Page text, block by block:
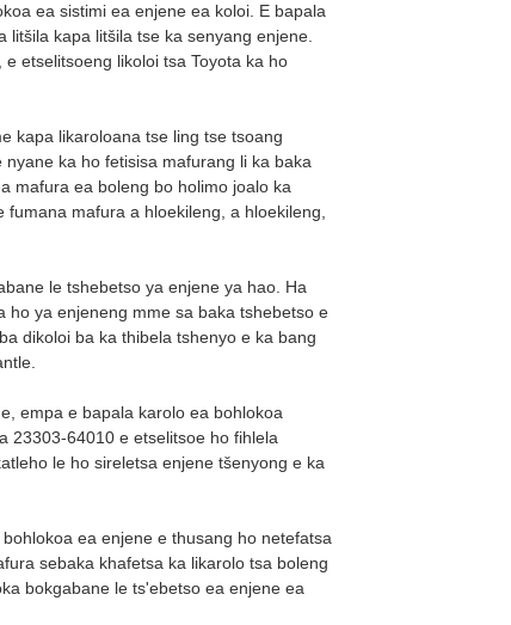
ea sistimi ea enjene ea koloi. E bapala
kapa litšila tse ka senyang enjene.
etselitsoeng likoloi tsa Toyota ka ho
kapa likaroloana tse ling tse tsoang
ka ho fetisisa mafurang li ka baka
mafura ea boleng bo holimo joalo ka
mafura a hloekileng, a hloekileng,
le tshebetso ya enjene ya hao. Ha
ho ya enjeneng mme sa baka tshebetso e
dikoloi ba ka thibela tshenyo e ka bang
empa e bapala karolo ea bohlokoa
23303-64010 e etselitsoe ho fihlela
le ho sireletsa enjene tšenyong e ka
ea enjene e thusang ho netefatsa
sebaka khafetsa ka likarolo tsa boleng
bokgabane le ts'ebetso ea enjene ea